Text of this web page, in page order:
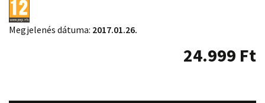
Megjelenés dátuma: 2017.01.26.
24.999 Ft